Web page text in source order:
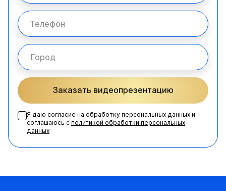
Заказать видеопрезентацию
Я даю согласие на обработку персональных данных и
соглашаюсь с политикой обработки персональных
данных